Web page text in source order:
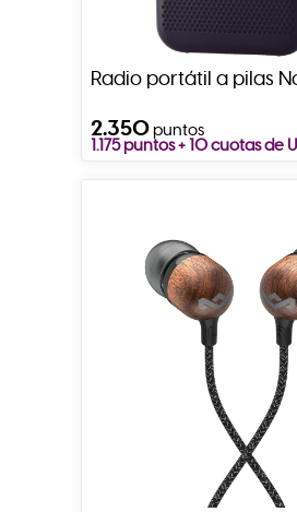
Radio portátil a pilas
2.350puntos
1.175 puntos + 10 cuotas de